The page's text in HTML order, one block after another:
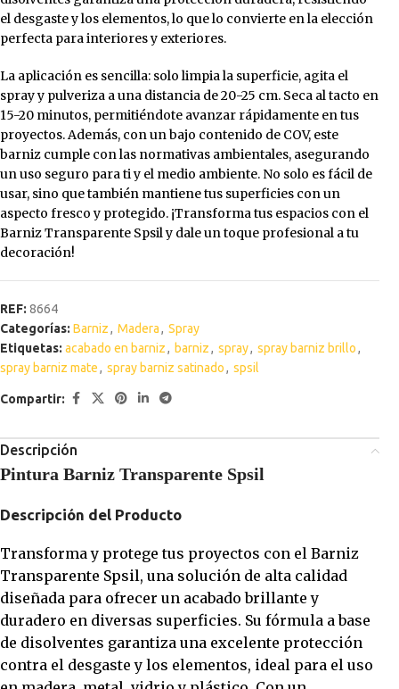
el desgaste y los elementos, lo que lo convierte en la elección
perfecta para interiores y exteriores.
La aplicación es sencilla: solo limpia la superficie, agita el
spray y pulveriza a una distancia de 20-25 cm. Seca al tacto en
15-20 minutos, permitiéndote avanzar rápidamente en tus
proyectos. Además, con un bajo contenido de COV, este
barniz cumple con las normativas ambientales, asegurando
un uso seguro para ti y el medio ambiente. No solo es fácil de
usar, sino que también mantiene tus superficies con un
aspecto fresco y protegido. ¡Transforma tus espacios con el
Barniz Transparente Spsil y dale un toque profesional a tu
decoración!
REF: 8664
Categorías: Barniz, Madera, Spray
Etiquetas: acabado en barniz, barniz, spray, spray barniz brillo,
spray barniz mate, spray barniz satinado, spsil
Compartir:
Descripción
Pintura Barniz Transparente Spsil
Descripción del Producto
Transforma y protege tus proyectos con el Barniz
Transparente Spsil, una solución de alta calidad
diseñada para ofrecer un acabado brillante y
duradero en diversas superficies. Su fórmula a base
de disolventes garantiza una excelente protección
contra el desgaste y los elementos, ideal para el uso